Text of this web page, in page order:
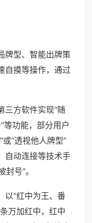
牌型、智能出牌策
自摸等操作，通过
三方软件实现“随
等功能，部分用户
“透视他人牌型”
自动连接等技术手
号”。
以“红中为王、番
万加红中，红中